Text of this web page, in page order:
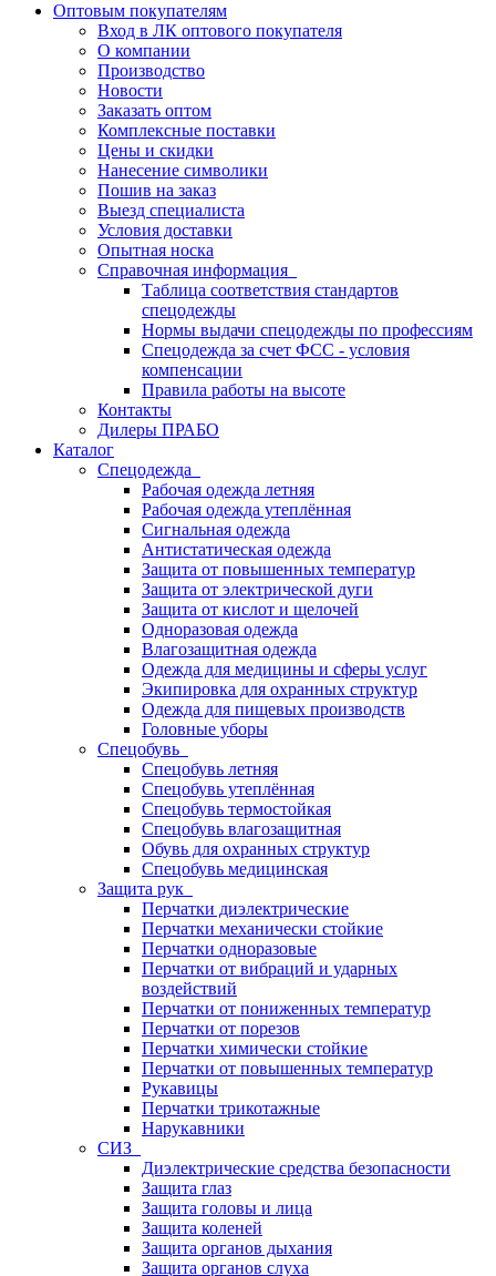
Оптовым покупателям
Вход в ЛК оптового покупателя
О компании
Производство
Новости
Заказать оптом
Комплексные поставки
Цены и скидки
Нанесение символики
Пошив на заказ
Выезд специалиста
Условия доставки
Опытная носка
Справочная информация
Таблица соответствия стандартов
спецодежды
Нормы выдачи спецодежды по профессиям
Спецодежда за счет ФСС - условия
компенсации
Правила работы на высоте
Контакты
Дилеры ПРАБО
Каталог
Спецодежда
Рабочая одежда летняя
Рабочая одежда утеплённая
Сигнальная одежда
Антистатическая одежда
Защита от повышенных температур
Защита от электрической дуги
Защита от кислот и щелочей
Одноразовая одежда
Влагозащитная одежда
Одежда для медицины и сферы услуг
Экипировка для охранных структур
Одежда для пищевых производств
Головные уборы
Спецобувь
Спецобувь летняя
Спецобувь утеплённая
Спецобувь термостойкая
Спецобувь влагозащитная
Обувь для охранных структур
Спецобувь медицинская
Защита рук
Перчатки диэлектрические
Перчатки механически стойкие
Перчатки одноразовые
Перчатки от вибраций и ударных
воздействий
Перчатки от пониженных температур
Перчатки от порезов
Перчатки химически стойкие
Перчатки от повышенных температур
Рукавицы
Перчатки трикотажные
Нарукавники
СИЗ
Диэлектрические средства безопасности
Защита глаз
Защита головы и лица
Защита коленей
Защита органов дыхания
Защита органов слуха